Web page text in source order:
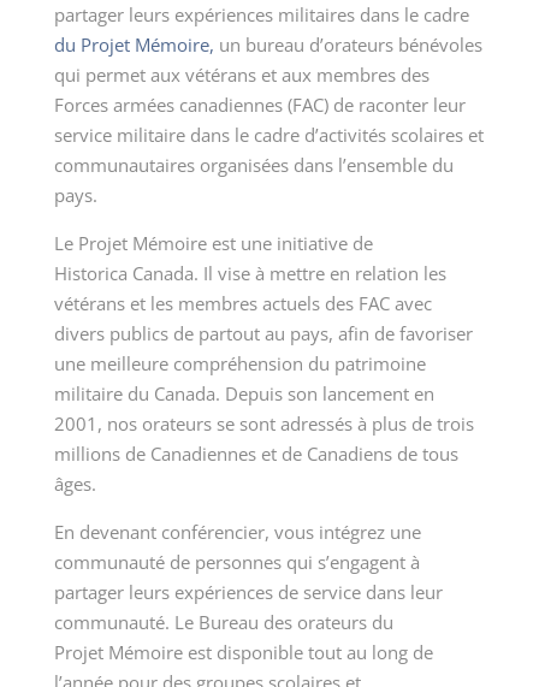
partager leurs expériences militaires dans le cadre
du Projet Mémoire, un bureau d’orateurs bénévoles
qui permet aux vétérans et aux membres des
Forces armées canadiennes (FAC) de raconter leur
service militaire dans le cadre d’activités scolaires et
communautaires organisées dans l’ensemble du
pays.
Le Projet Mémoire est une initiative de
Historica Canada. Il vise à mettre en relation les
vétérans et les membres actuels des FAC avec
divers publics de partout au pays, afin de favoriser
une meilleure compréhension du patrimoine
militaire du Canada. Depuis son lancement en
2001, nos orateurs se sont adressés à plus de trois
millions de Canadiennes et de Canadiens de tous
âges.
En devenant conférencier, vous intégrez une
communauté de personnes qui s’engagent à
partager leurs expériences de service dans leur
communauté. Le Bureau des orateurs du
Projet Mémoire est disponible tout au long de
l’année pour des groupes scolaires et